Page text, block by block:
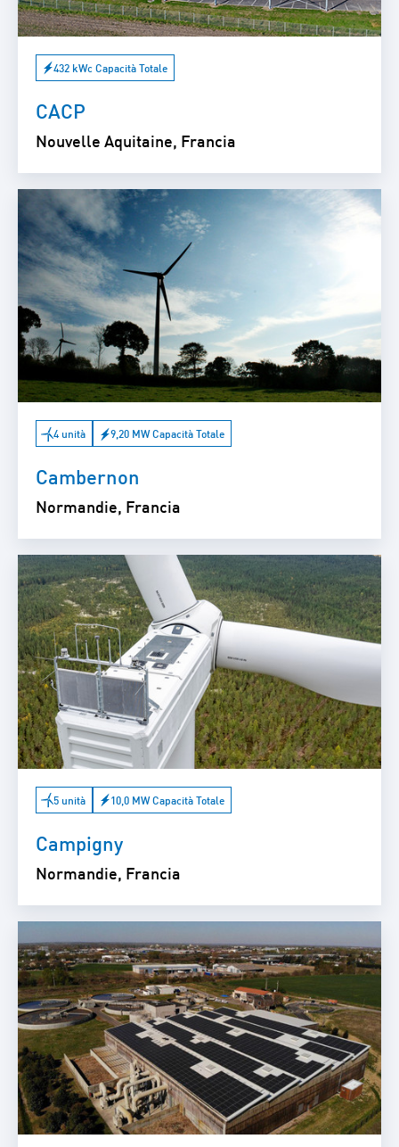
432 kWc Capacità Totale
CACP
Nouvelle Aquitaine, Francia
4 unità 9,20 MW Capacità Totale
Cambernon
Normandie, Francia
5 unità 10,0 MW Capacità Totale
Campigny
Normandie, Francia